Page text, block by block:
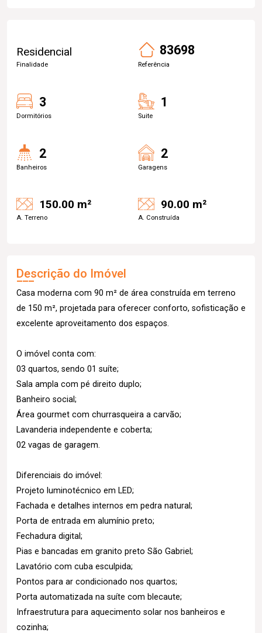
Residencial
Finalidade
83698
Referência
3
Dormitórios
1
Suite
2
Banheiros
2
Garagens
150.00 m²
A. Terreno
90.00 m²
A. Construída
Descrição do Imóvel
Casa moderna com 90 m² de área construída em terreno
de 150 m², projetada para oferecer conforto, sofisticação e
excelente aproveitamento dos espaços.
O imóvel conta com:
03 quartos, sendo 01 suíte;
Sala ampla com pé direito duplo;
Banheiro social;
Área gourmet com churrasqueira a carvão;
Lavanderia independente e coberta;
02 vagas de garagem.
Diferenciais do imóvel:
Projeto luminotécnico em LED;
Fachada e detalhes internos em pedra natural;
Porta de entrada em alumínio preto;
Fechadura digital;
Pias e bancadas em granito preto São Gabriel;
Lavatório com cuba esculpida;
Pontos para ar condicionado nos quartos;
Porta automatizada na suíte com blecaute;
Infraestrutura para aquecimento solar nos banheiros e
cozinha;